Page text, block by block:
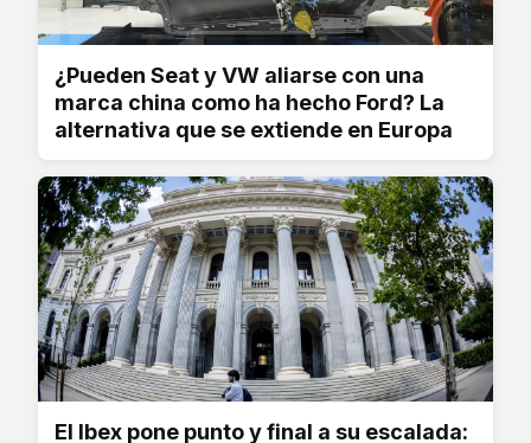
¿Pueden Seat y VW aliarse con una
marca china como ha hecho Ford? La
alternativa que se extiende en Europa
El Ibex pone punto y final a su escalada: